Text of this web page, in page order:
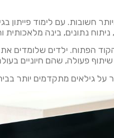
חשובות. עם לימוד פייתון
נתונים, בינה מלאכותית
הפתוח. ילדים שלומדים
פעולה, שהם חיוניים
על גילאים מתקדמים יותר